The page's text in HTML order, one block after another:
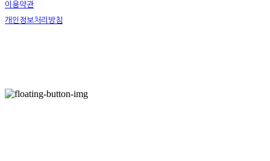
이용약관
개인정보처리방침